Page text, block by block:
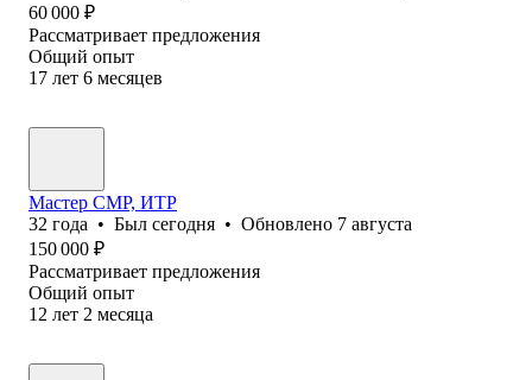
60 000 ₽
Рассматривает предложения
Общий опыт
17 лет 6 месяцев
Мастер СМР, ИТР
32 года • Был сегодня • Обновлено 7 августа
150 000 ₽
Рассматривает предложения
Общий опыт
12 лет 2 месяца